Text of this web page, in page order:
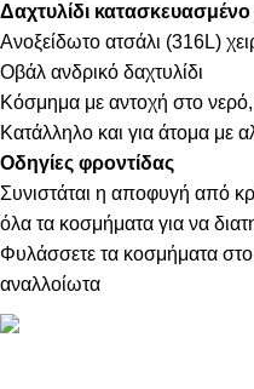
Δαχτυλίδι
Ανοξείδωτο ατσάλι (316L)
Οβάλ ανδρικό δαχτυλίδι
Κόσμημα με αντοχή στο νερό,
Κατάλληλο και για άτομα με
Οδηγίες φροντίδας
Συνιστάται η αποφυγή από
όλα τα κοσμήματα για να
Φυλάσσετε τα κοσμήματα στο
αναλλοίωτα